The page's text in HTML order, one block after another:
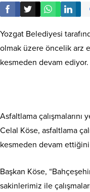
Yozgat Belediyesi
olmak üzere öncelik arz
kesmeden devam ediyor.
Asfaltlama
Celal Köse, asfaltlama
kesmeden devam
Başkan Köse,
sakinlerimiz ile